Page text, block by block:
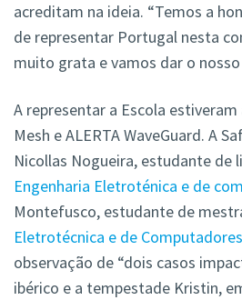
acreditam na ideia. “Temos a
de representar Portugal nesta
muito grata e vamos dar o
A representar a Escola
Mesh e ALERTA WaveGuard. A
Nicollas Nogueira, estudante de
Engenharia Eletroténica e de
Montefusco, estudante de
Eletrotécnica e de Computadores
observação de “dois casos
ibérico e a tempestade Kristin,